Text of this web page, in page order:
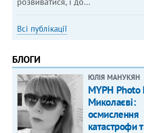
Всі публікації
БЛОГИ
ЮЛІЯ МАНУКЯН
MYPH Photo
Миколаєві:
осмислення
катастрофи